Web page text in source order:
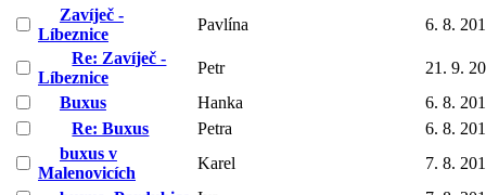
Zavíječ -
Líbeznice
Pavlína
6. 8.
Re: Zavíječ -
Líbeznice
Petr
21. 9.
Buxus
Hanka
6. 8.
Re: Buxus
Petra
6. 8.
buxus v
Malenovicích
Karel
7. 8.